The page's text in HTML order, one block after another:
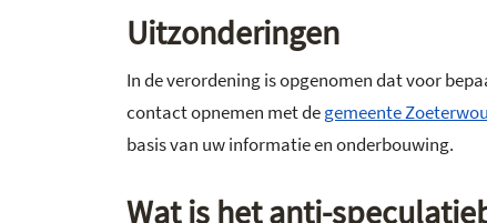
Uitzonderingen
In de verordening is opgenomen dat voor
contact opnemen met degemeente
basis van uw informatie en onderbouwing.
Wat is het anti-